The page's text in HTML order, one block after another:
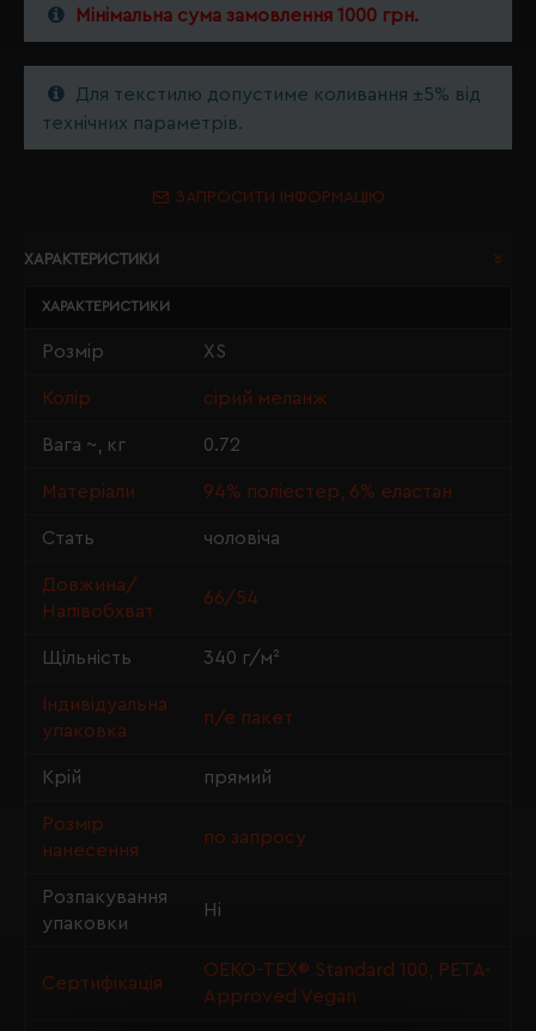
Мінімальна сума замовлення 1000 грн.
Для текстилю допустиме коливання ±5% від
технічних параметрів.
ЗАПРОСИТИ ІНФОРМАЦІЮ
ХАРАКТЕРИСТИКИ
ХАРАКТЕРИСТИКИ
Розмір XS
Колір сірий меланж
Вага ~, кг 0.72
Матеріали 94% поліестер, 6% еластан
Стать чоловіча
Довжина/
Напівобхват
66/54
Щільність 340 г/м²
Індивідуальна
упаковка
п/е пакет
Крій прямий
Розмір
нанесення
по запросу
Розпакування
упаковки
Ні
Сертифікація
OEKO-TEX® Standard 100, PETA-
Approved Vegan